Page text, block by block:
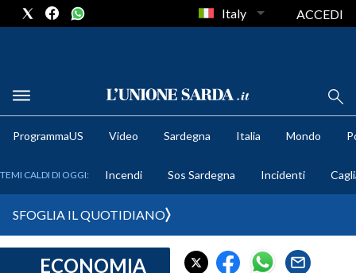
METEO
CRONACA SARDEGNA
Italy ACCEDI
ProgrammaUS Video Sardegna Italia Mondo
TEMI CALDI DI OGGI: Incendi Sos Sardegna Incidenti
SFOGLIA IL QUOTIDIANO
ECONOMIA